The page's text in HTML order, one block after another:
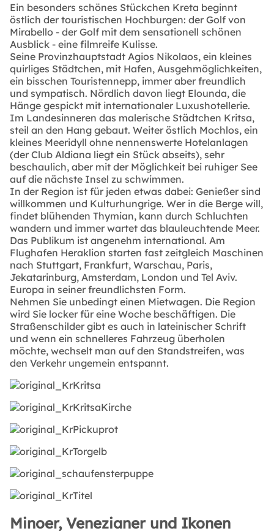
Ein besonders schönes Stückchen Kreta beginnt
östlich der touristischen Hochburgen: der Golf von
Mirabello - der Golf mit dem sensationell schönen
Ausblick - eine filmreife Kulisse.
Seine Provinzhauptstadt Agios Nikolaos, ein kleines
quirliges Städtchen, mit Hafen, Ausgehmöglichkeiten,
ein bisschen Touristennepp, immer aber freundlich
und sympatisch. Nördlich davon liegt Elounda, die
Hänge gespickt mit internationaler Luxushotellerie.
Im Landesinneren das malerische Städtchen Kritsa,
steil an den Hang gebaut. Weiter östlich Mochlos, ein
kleines Meeridyll ohne nennenswerte Hotelanlagen
(der Club Aldiana liegt ein Stück abseits), sehr
beschaulich, aber mit der Möglichkeit bei ruhiger See
auf die nächste Insel zu schwimmen.
In der Region ist für jeden etwas dabei: Genießer sind
willkommen und Kulturhungrige. Wer in die Berge will,
findet blühenden Thymian, kann durch Schluchten
wandern und immer wartet das blauleuchtende Meer.
Das Publikum ist angenehm international. Am
Flughafen Heraklion starten fast zeitgleich Maschinen
nach Stuttgart, Frankfurt, Warschau, Paris,
Jekatarinburg, Amsterdam, London und Tel Aviv.
Europa in seiner freundlichsten Form.
Nehmen Sie unbedingt einen Mietwagen. Die Region
wird Sie locker für eine Woche beschäftigen. Die
Straßenschilder gibt es auch in lateinischer Schrift
und wenn ein schnelleres Fahrzeug überholen
möchte, wechselt man auf den Standstreifen, was
den Verkehr ungemein entspannt.
Minoer, Venezianer und Ikonen